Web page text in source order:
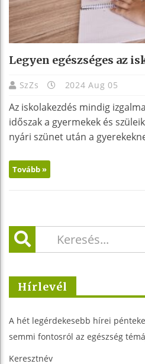
Legyen egészséges az
SzZs 2024 Aug 05
Az iskolakezdés mindig
időszak a gyermekek és
nyári szünet után a
Tovább »
Hírlevél
A hét legérdekesebb hírei
semmi fontosról az egészség
Keresztnév